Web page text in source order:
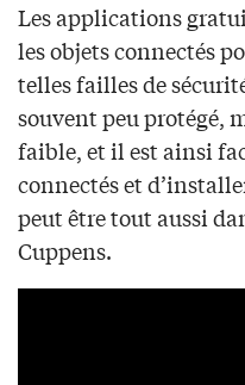
Les applications
les objets connectés
telles failles de
souvent peu protégé,
faible, et il est ainsi
connectés et
peut être tout aussi
Cuppens.